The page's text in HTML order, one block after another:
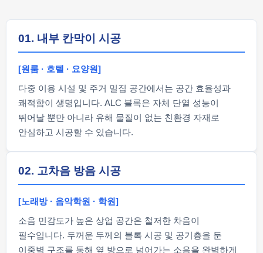
01. 내부 칸막이 시공
[원룸 · 호텔 · 요양원]
다중 이용 시설 및 주거 밀집 공간에서는 공간 효율성과
쾌적함이 생명입니다. ALC 블록은 자체 단열 성능이
뛰어날 뿐만 아니라 유해 물질이 없는 친환경 자재로
안심하고 시공할 수 있습니다.
02. 고차음 방음 시공
[노래방 · 음악학원 · 학원]
소음 민감도가 높은 상업 공간은 철저한 차음이
필수입니다. 두꺼운 두께의 블록 시공 및 공기층을 둔
이중벽 구조를 통해 옆 방으로 넘어가는 소음을 완벽하게